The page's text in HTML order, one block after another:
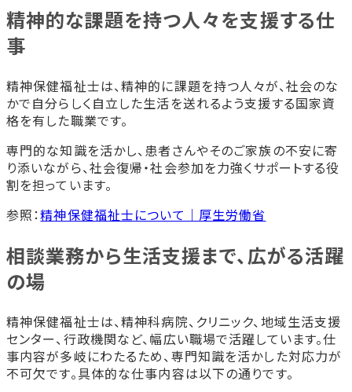
すか？
まとめ
精神保健福祉士学科
精神的な課題を持つ人々を支援する仕
事
精神保健福祉士は、精神的に課題を持つ人々が、社会のな
かで自分らしく自立した生活を送れるよう支援する国家資
格を有した職業です。
専門的な知識を活かし、患者さんやそのご家族の不安に寄
り添いながら、社会復帰・社会参加を力強くサポートする役
割を担っています。
参照：精神保健福祉士について｜厚生労働省
相談業務から生活支援まで、広がる活躍
の場
精神保健福祉士は、精神科病院、クリニック、地域生活支援
センター、行政機関など、幅広い職場で活躍しています。仕
事内容が多岐にわたるため、専門知識を活かした対応力が
不可欠です。具体的な仕事内容は以下の通りです。